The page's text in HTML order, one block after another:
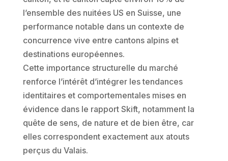
l’ensemble des nuitées US en Suisse, une
performance notable dans un contexte de
concurrence vive entre cantons alpins et
destinations européennes.
Cette importance structurelle du marché
renforce l’intérêt d’intégrer les tendances
identitaires et comportementales mises en
évidence dans le rapport Skift, notamment la
quête de sens, de nature et de bien être, car
elles correspondent exactement aux atouts
perçus du Valais.